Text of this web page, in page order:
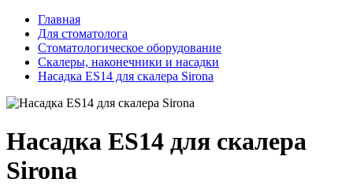
Главная
Для стоматолога
Стоматологическое оборудование
Скалеры, наконечники и насадки
Насадка ES14 для скалера Sirona
Насадка ES14 для скалера
Sirona